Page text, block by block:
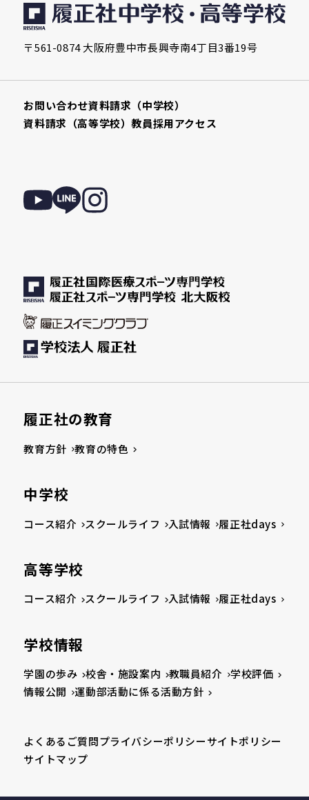
〒561-0874 大阪府豊中市長興寺南4丁目3番19号
お問い合わせ資料請求（中学校）
資料請求（高等学校）教員採用アクセス
履正社の教育
教育方針 教育の特色
中学校
コース紹介 スクールライフ 入試情報 履正社days
高等学校
コース紹介 スクールライフ 入試情報 履正社days
学校情報
学園の歩み 校舎・施設案内 教職員紹介
学校評価
情報公開
運動部活動に係る活動方針
よくあるご質問プライバシーポリシーサイトポリシー
サイトマップ